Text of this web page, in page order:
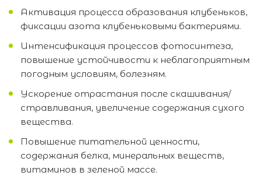
Активация процесса образования клубеньков,
фиксации азота клубеньковыми бактериями.
Интенсификация процессов фотосинтеза,
повышение устойчивости к неблагоприятным
погодным условиям, болезням.
Ускорение отрастания после скашивания/
стравливания, увеличение содержания сухого
вещества.
Повышение питательной ценности,
содержания белка, минеральных веществ,
витаминов в зеленой массе.